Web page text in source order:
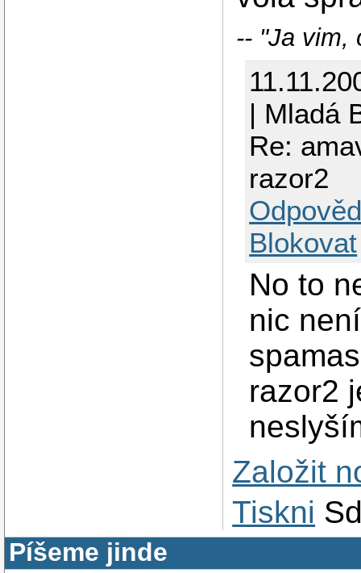
-- "Ja vim,
| Mladá
Re:
razor2
Blokovat
No to
nic
razor2
Založit
Tiskni
Píšeme jinde